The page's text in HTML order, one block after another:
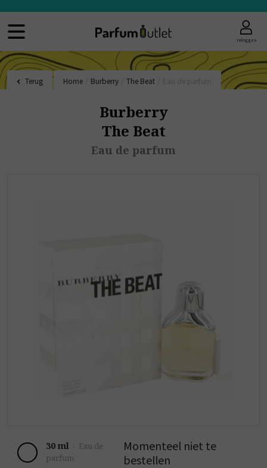
Inloggen
Terug Home Burberry The Beat
Burberry
The Beat
Eau de parfum
30 ml - Eau de
parfum
Momenteel niet te
bestellen